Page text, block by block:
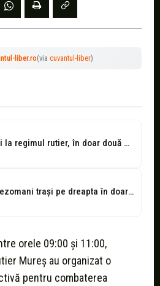
liber.ro(via cuvantul-liber)
155 de sancțiuni la regimul rutier, în doar două ore
Peste 100 de vitezomani trași pe dreapta în doar două ore, de...
orele 09:00 și 11:00,
Mureș au organizat o
pentru combaterea